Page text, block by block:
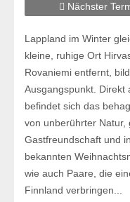
Nächster
Lappland im Winter
kleine, ruhige Ort
Rovaniemi entfernt,
Ausgangspunkt. Direkt
befindet sich das
von unberührter Natur,
Gastfreundschaft und
bekannten
wie auch Paare, die
Finnland verbringen...